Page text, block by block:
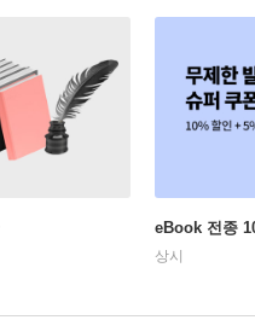
eBook 전종
상시